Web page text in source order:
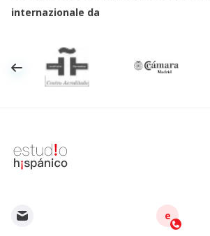
internazionale da
e